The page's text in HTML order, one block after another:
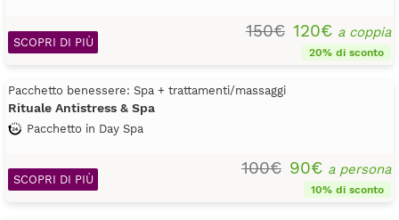
150€ 120€ a coppia
20% di sconto
SCOPRI DI PIÙ
Pacchetto benessere: Spa + trattamenti/massaggi
Rituale Antistress & Spa
Pacchetto in Day Spa
100€ 90€ a persona
10% di sconto
SCOPRI DI PIÙ